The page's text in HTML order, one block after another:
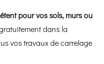
pour vos sols, murs ou
dans la
vos travaux de carrelage